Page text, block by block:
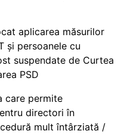
aplicarea măsurilor
și persoanele cu
suspendate de Curtea
PSD
care permite
directori în
mult întârziată /